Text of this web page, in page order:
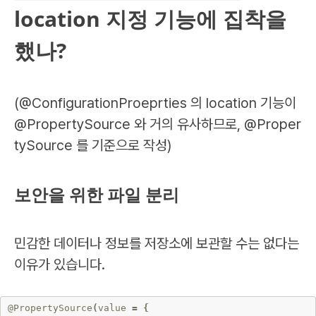
location 지정 기능에 집착을
했나?
(@ConfigurationProeprties 의 location 기능이
@PropertySource 와 거의 유사하므로, @Proper
tySource 를 기준으로 작성)
보안을 위한 파일 분리
민감한 데이터나 정보를 저장소에 보관할 수는 없다는
이유가 있습니다.
@PropertySource (value = {